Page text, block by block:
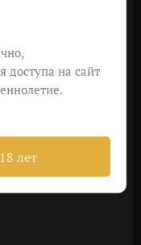
доступа на сайт
лет